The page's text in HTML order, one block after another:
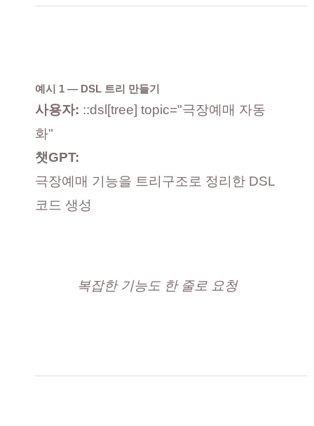
예시 1 — DSL 트리 만들기
사용자: ::dsl[tree] topic="극장예매 자동
화"
챗GPT:
극장예매 기능을 트리구조로 정리한 DSL
코드 생성
복잡한 기능도 한 줄로 요청